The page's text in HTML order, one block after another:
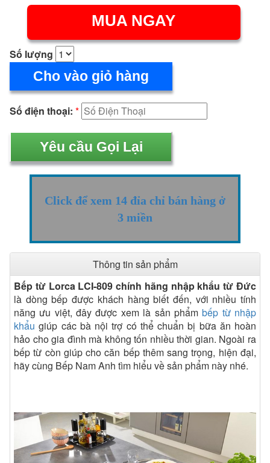
MUA NGAY
Số lượng
Cho vào giỏ hàng
Số điện thoại: *
Click để xem 14 đỉa chỉ bán hàng ở
3 miền
Thông tin sản phẩm
Bếp từ Lorca LCI-809 chính hãng nhập khẩu từ Đức
là dòng bếp được khách hàng biết đến, với nhiều tính
năng ưu việt, đây được xem là sản phẩmbếp từ nhập
khẩu giúp các bà nội trợ có thể chuẩn bị bữa ăn hoàn
hảo cho gia đình mà không tốn nhiều thời gian. Ngoài ra
bếp từ còn giúp cho căn bếp thêm sang trọng, hiện đại,
hãy cùng Bếp Nam Anh tìm hiểu về sản phẩm này nhé.